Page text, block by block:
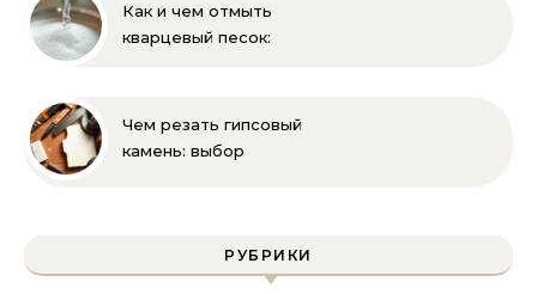
Как и чем отмыть
кварцевый песок:
Чем резать гипсовый
камень: выбор
РУБРИКИ